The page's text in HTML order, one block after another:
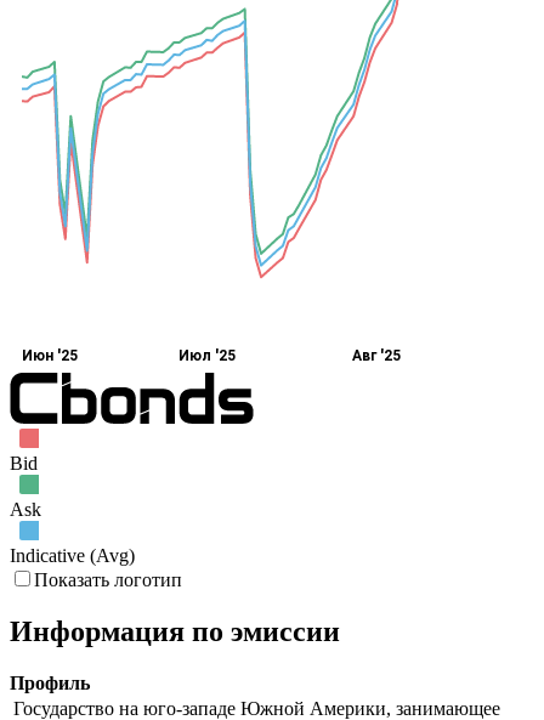
Июн '25 Июл '25 Авг '25
Bid
Ask
Indicative (Avg)
Показать логотип
Информация по эмиссии
Профиль
Государство на юго-западе Южной Америки, занимающее